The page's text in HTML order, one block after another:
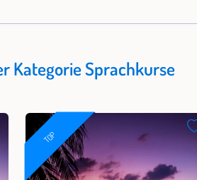
Kategorie Sprachkurse
TOP